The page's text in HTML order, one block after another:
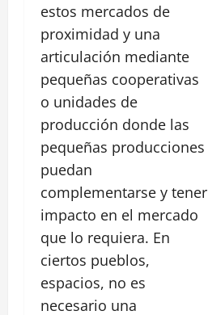
estos mercados de
proximidad y una
articulación mediante
pequeñas cooperativas
o unidades de
producción donde las
pequeñas producciones
puedan
complementarse y tener
impacto en el mercado
que lo requiera. En
ciertos pueblos,
espacios, no es
necesario una